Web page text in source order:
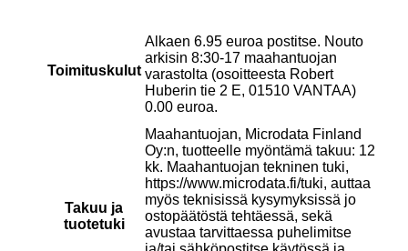
Toimituskulut
Alkaen 6.95 euroa postitse. Nouto
arkisin 8:30-17 maahantuojan
varastolta (osoitteesta Robert
Huberin tie 2 E, 01510 VANTAA)
0.00 euroa.
Takuu ja
tuotetuki
Maahantuojan, Microdata Finland
Oy:n, tuotteelle myöntämä takuu: 12
kk. Maahantuojan tekninen tuki,
https://www.microdata.fi/tuki, auttaa
myös teknisissä kysymyksissä jo
ostopäätöstä tehtäessä, sekä
avustaa tarvittaessa puhelimitse